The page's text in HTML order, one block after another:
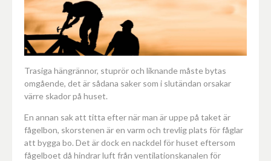
Trasiga hängrännor, stuprör och liknande måste bytas
omgående, det är sådana saker som i slutändan orsakar
värre skador på huset.
En annan sak att titta efter när man är uppe på taket är
fågelbon, skorstenen är en varm och trevlig plats för fåglar
att bygga bo. Det är dock en nackdel för huset eftersom
fågelboet då hindrar luft från ventilationskanalen för